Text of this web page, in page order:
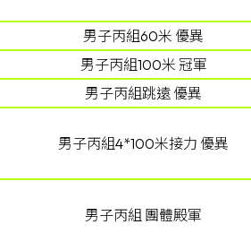
男子丙組60米 優異
男子丙組100米 冠軍
男子丙組跳遠 優異
男子丙組4*100米接力 優異
男子丙組 團體殿軍